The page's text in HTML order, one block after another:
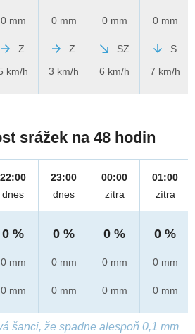
0 mm
Z
km/h
0 mm
Z
3 km/h
0 mm
SZ
6 km/h
0 mm
S
7 km/h
srážek na 48 hodin
22:00
dnes
0 %
0 mm
0 mm
23:00
dnes
0 %
0 mm
0 mm
00:00
zítra
0 %
0 mm
0 mm
01:00
zítra
0 %
0 mm
0 mm
šanci, že spadne alespoň 0,1 mm